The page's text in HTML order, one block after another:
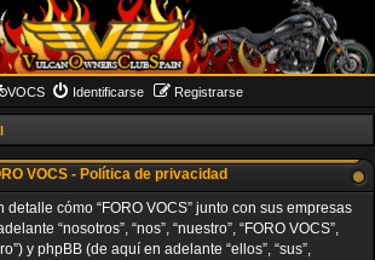
VOCS Identificarse Registrarse
VOCS - Política de privacidad
detalle cómo “FORO VOCS” junto con sus empresas
“nosotros”, “nos”, “nuestro”, “FORO VOCS”,
y phpBB (de aquí en adelante “ellos”, “sus”,